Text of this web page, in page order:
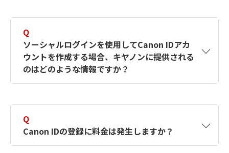
す。詳しい作成方法は【カメラ】Canon IDとは
何ですか？Canon IDの作成方法は？をご確認く
ださい。
Q
ソーシャルログインを使用してCanon IDアカ
ウントを作成する場合、キヤノンに提供される
のはどのような情報ですか？
択したサービスから取得します。アカウントを
簡単に作成できるように、この情報を使用して
Canon IDの登録フォームを入力します。
Q
Canon IDの登録に料金は発生しますか？